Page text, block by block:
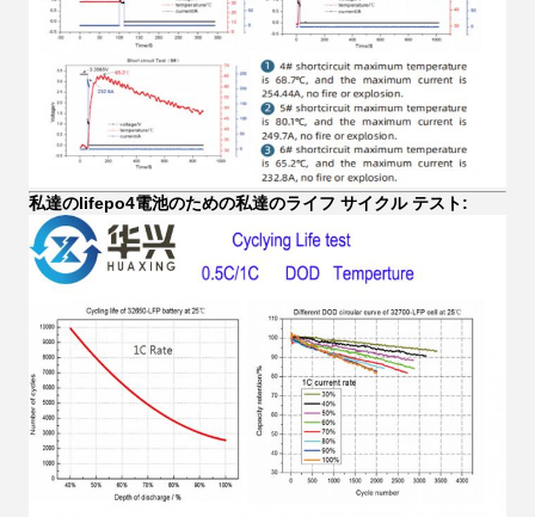
私達のlifepo4電池のための私達のライフ サイクル テスト: